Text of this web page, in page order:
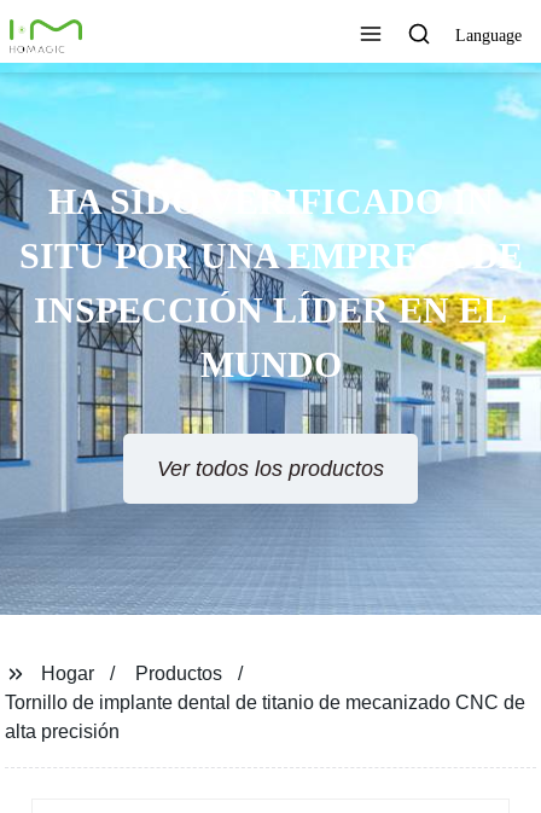
Language
HA SIDO VERIFICADO IN
SITU POR UNA EMPRESA DE
INSPECCIÓN LÍDER EN EL
MUNDO
Ver todos los productos
Hogar
Productos
Tornillo de implante dental de titanio de mecanizado CNC de
alta precisión